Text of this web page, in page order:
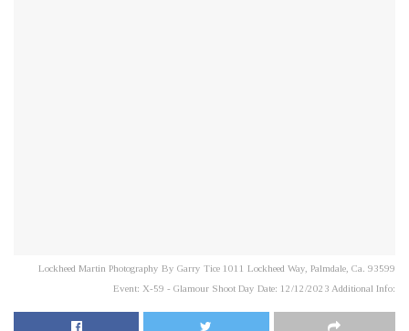
Lockheed Martin Photography By Garry Tice 1011 Lockheed Way, Palmdale, Ca. 93599
Event: X-59 - Glamour Shoot Day Date: 12/12/2023 Additional Info: